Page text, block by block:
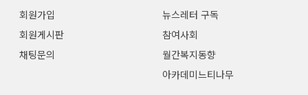
회원가입
회원게시판
채팅문의
뉴스레터 구독
참여사회
월간복지동향
아카데미느티나무